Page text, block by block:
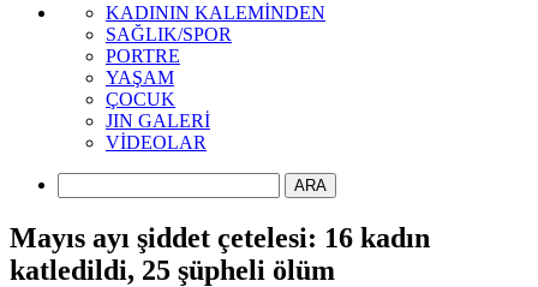
KADININ KALEMİNDEN
SAĞLIK/SPOR
PORTRE
YAŞAM
ÇOCUK
JIN GALERİ
VİDEOLAR
ARA
Mayıs ayı şiddet çetelesi: 16 kadın
katledildi, 25 şüpheli ölüm